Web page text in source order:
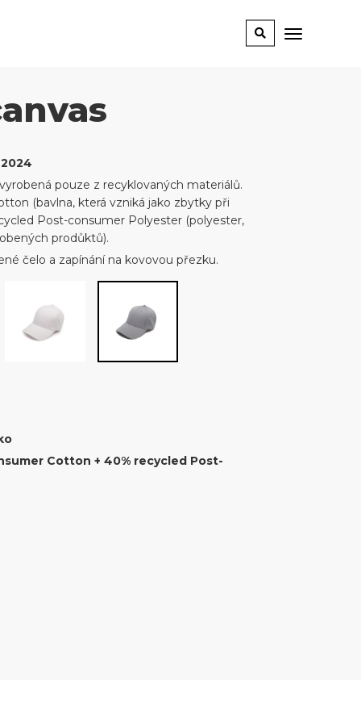
2024
pouze z recyklovaných materiálů.
(bavlna, která vzniká jako zbytky při
Post-consumer Polyester (polyester,
prodůktů).
čelo a zapínání na kovovou přezku.
Cotton + 40% recycled Post-